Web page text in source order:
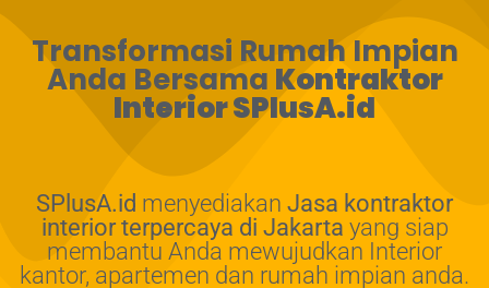
Transformasi Rumah Impian
Anda Bersama Kontraktor
Interior SPlusA.id
SPlusA.id menyediakan Jasa kontraktor
interior terpercaya di Jakarta yang siap
membantu Anda mewujudkan Interior
kantor, apartemen dan rumah impian anda.